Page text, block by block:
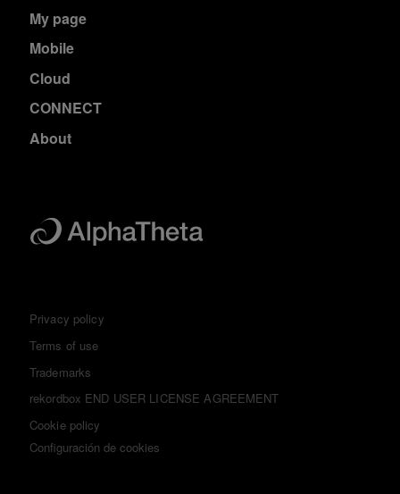
My page
Mobile
Cloud
CONNECT
About
Privacy policy
Terms of use
Trademarks
rekordbox END USER LICENSE AGREEMENT
Cookie policy
Configuración de cookies